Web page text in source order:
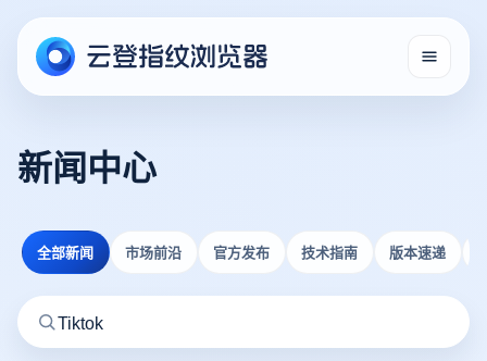
新闻中心
全部新闻 市场前沿 官方发布 技术指南 版本速递